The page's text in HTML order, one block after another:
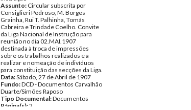
Assunto: Circular subscrita por
Consiglieri Pedroso, M. Borges
Grainha, Rui T. Palhinha, Tomás
Cabreira e Trindade Coelho. Convite
da Liga Nacional de Instrução para
reunião no dia 02.MAI.1907
destinada à troca de impressões
sobre os trabalhos realizados e a
realizar e nomeação de indivíduos
para constituição das secções da Liga.
Data:Sábado, 27 de Abril de 1907
Fundo:DCD - Documentos Carvalhão
Duarte/Simões Raposo
Tipo Documental:Documentos
Página(s):2